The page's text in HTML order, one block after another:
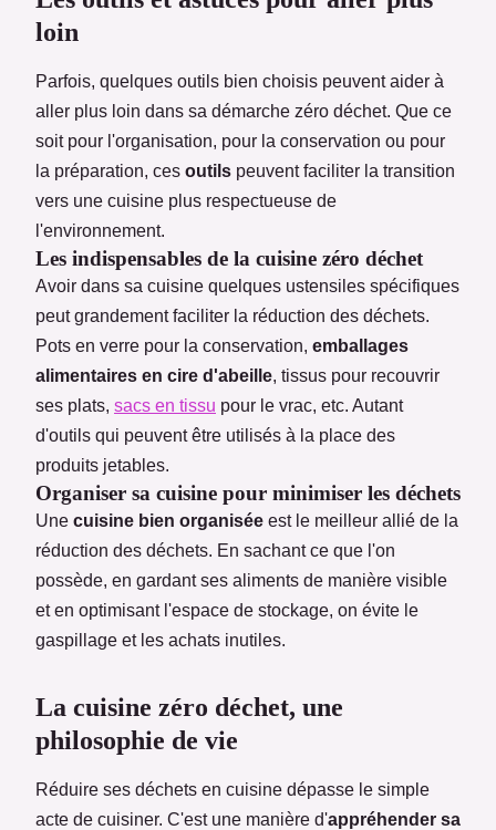
loin
Parfois, quelques outils bien choisis peuvent aider à
aller plus loin dans sa démarche zéro déchet. Que ce
soit pour l'organisation, pour la conservation ou pour
la préparation, ces outils peuvent faciliter la transition
vers une cuisine plus respectueuse de
l'environnement.
Les indispensables de la cuisine zéro déchet
Avoir dans sa cuisine quelques ustensiles spécifiques
peut grandement faciliter la réduction des déchets.
Pots en verre pour la conservation, emballages
alimentaires en cire d'abeille, tissus pour recouvrir
ses plats, sacs en tissu pour le vrac, etc. Autant
d'outils qui peuvent être utilisés à la place des
produits jetables.
Organiser sa cuisine pour minimiser les déchets
Une cuisine bien organisée est le meilleur allié de la
réduction des déchets. En sachant ce que l'on
possède, en gardant ses aliments de manière visible
et en optimisant l'espace de stockage, on évite le
gaspillage et les achats inutiles.
La cuisine zéro déchet, une
philosophie de vie
Réduire ses déchets en cuisine dépasse le simple
acte de cuisiner. C'est une manière d'appréhender sa